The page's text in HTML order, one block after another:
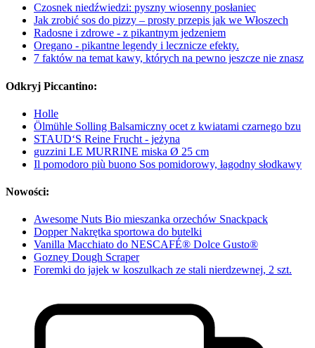
Czosnek niedźwiedzi: pyszny wiosenny posłaniec
Jak zrobić sos do pizzy – prosty przepis jak we Włoszech
Radosne i zdrowe - z pikantnym jedzeniem
Oregano - pikantne legendy i lecznicze efekty.
7 faktów na temat kawy, których na pewno jeszcze nie znasz
Odkryj Piccantino:
Holle
Ölmühle Solling Balsamiczny ocet z kwiatami czarnego bzu
STAUD‘S Reine Frucht - jeżyna
guzzini LE MURRINE miska Ø 25 cm
Il pomodoro più buono Sos pomidorowy, łagodny słodkawy
Nowości:
Awesome Nuts Bio mieszanka orzechów Snackpack
Dopper Nakrętka sportowa do butelki
Vanilla Macchiato do NESCAFÉ® Dolce Gusto®
Gozney Dough Scraper
Foremki do jajek w koszulkach ze stali nierdzewnej, 2 szt.